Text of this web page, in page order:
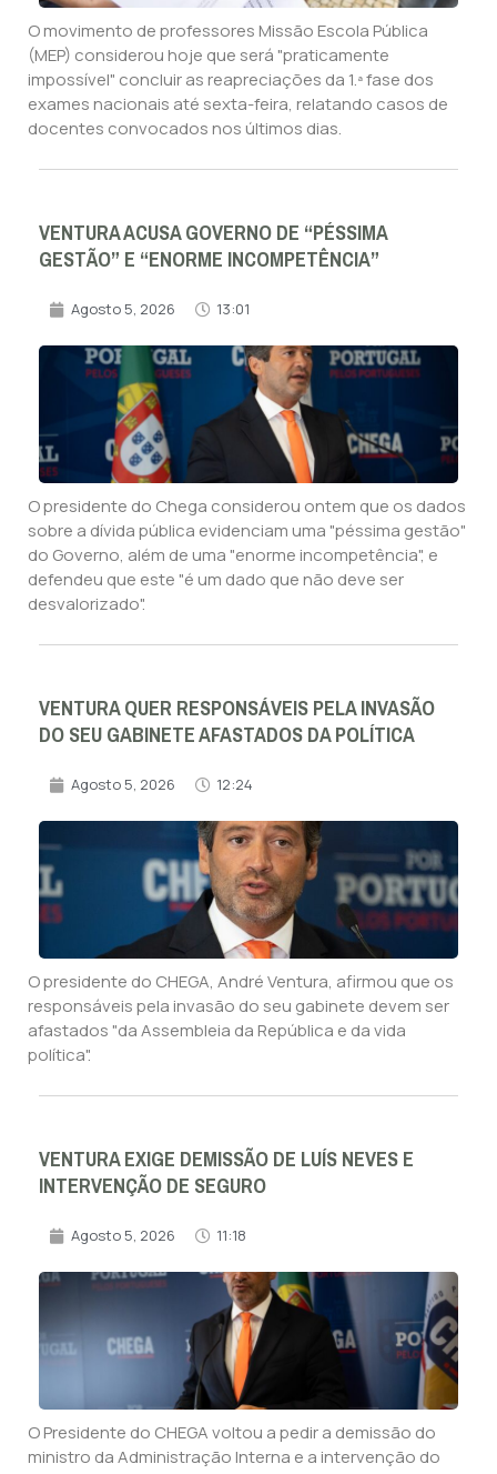
O movimento de professores Missão Escola Pública
(MEP) considerou hoje que será "praticamente
impossível" concluir as reapreciações da 1.ª fase dos
exames nacionais até sexta-feira, relatando casos de
docentes convocados nos últimos dias.
VENTURA ACUSA GOVERNO DE “PÉSSIMA
GESTÃO” E “ENORME INCOMPETÊNCIA”
Agosto 5, 2026 13:01
O presidente do Chega considerou ontem que os dados
sobre a dívida pública evidenciam uma "péssima gestão"
do Governo, além de uma "enorme incompetência", e
defendeu que este "é um dado que não deve ser
desvalorizado".
VENTURA QUER RESPONSÁVEIS PELA INVASÃO
DO SEU GABINETE AFASTADOS DA POLÍTICA
Agosto 5, 2026 12:24
O presidente do CHEGA, André Ventura, afirmou que os
responsáveis pela invasão do seu gabinete devem ser
afastados "da Assembleia da República e da vida
política".
VENTURA EXIGE DEMISSÃO DE LUÍS NEVES E
INTERVENÇÃO DE SEGURO
Agosto 5, 2026 11:18
O Presidente do CHEGA voltou a pedir a demissão do
ministro da Administração Interna e a intervenção do